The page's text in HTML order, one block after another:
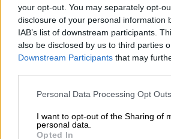
your opt-out. You may separately opt-
disclosure of your personal information
IAB’s list of downstream participants.
also be disclosed by us to third parties
Downstream Participants that may
Please note that this website/app uses
not limited to your visit or usage
grant or deny consent to Google and its
Personal Data Processing Opt Outs
I want to opt-out of the Sharing of
personal data.
Opted In
Οικονομία |01.12.2024 08:14
Ρεύμα: Στροφή των
προς τα σταθερά
Ωστόσο, παρά τη
οικονομικών δεικτών, η S&P